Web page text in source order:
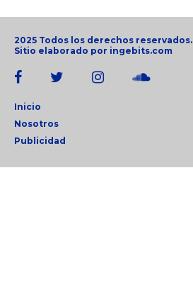
2025 Todos los derechos reservados.
Sitio elaborado por ingebits.com
Inicio
Nosotros
Publicidad